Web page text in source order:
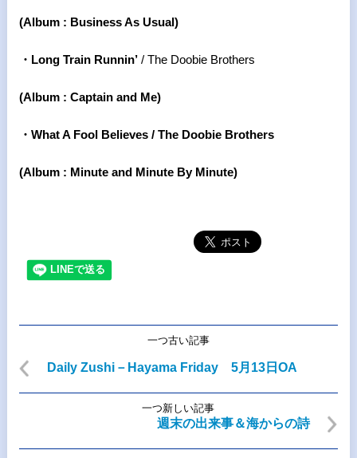
(Album : Business As Usual)
・Long Train Runnin’/ The Doobie Brothers
(Album : Captain and Me)
・What A Fool Believes / The Doobie Brothers
(Album : Minute and Minute By Minute)
一つ古い記事
Daily Zushi－Hayama Friday 5月13日OA
一つ新しい記事
週末の出来事＆海からの詩